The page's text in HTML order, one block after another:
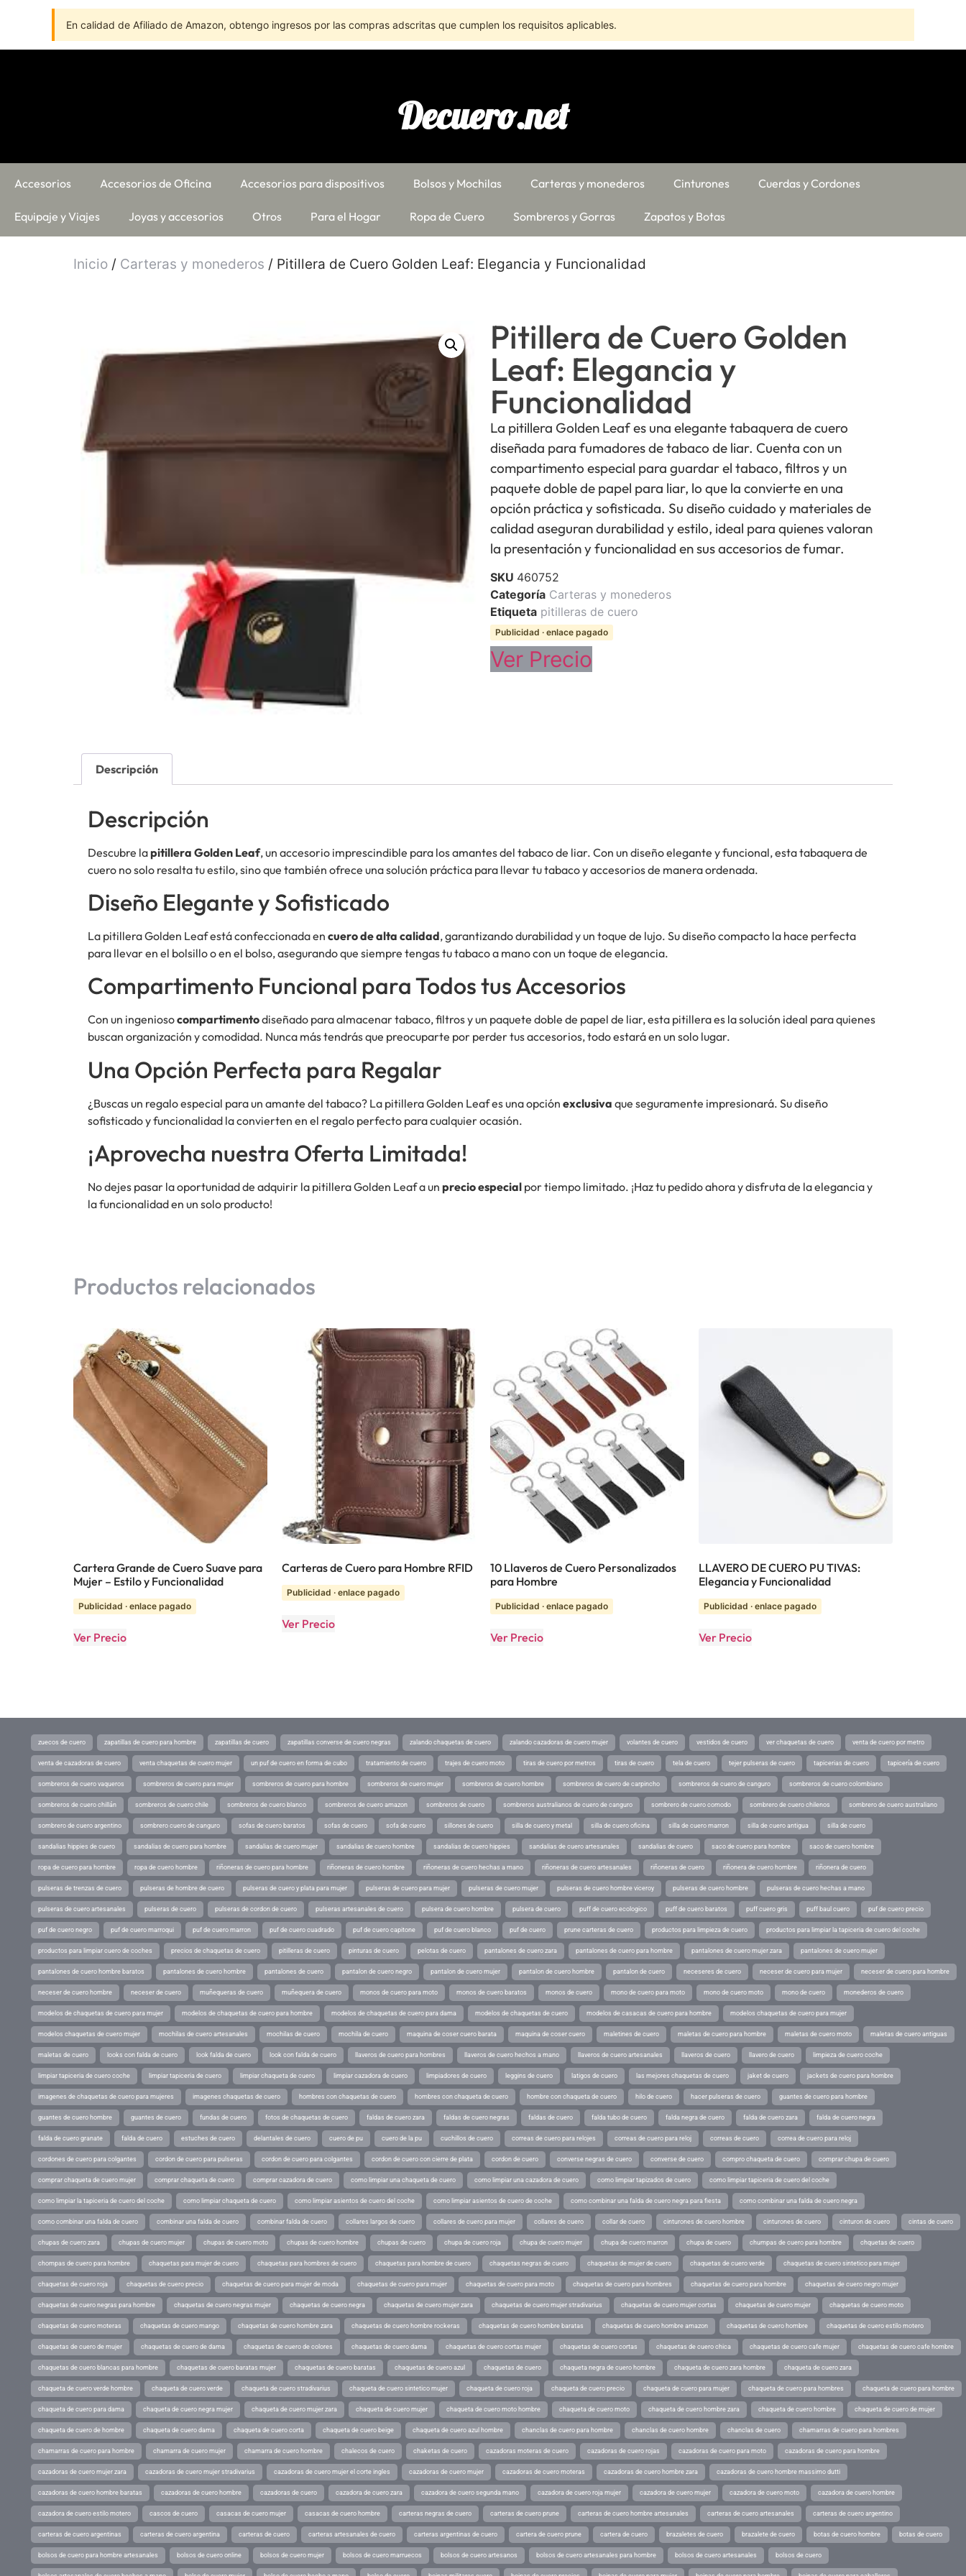
En calidad de Afiliado de Amazon, obtengo ingresos por las compras adscritas que cumplen los requisitos aplicables.
Decuero.net
Accesorios Accesorios de Oficina Accesorios para dispositivos Bolsos y Mochilas Carteras y monederos Cinturones Cuerdas y Cordones
Equipaje y Viajes Joyas y accesorios Otros Para el Hogar Ropa de Cuero Sombreros y Gorras Zapatos y Botas
Inicio / Carteras y monederos / Pitillera de Cuero Golden Leaf: Elegancia y Funcionalidad
Pitillera de Cuero Golden
Leaf: Elegancia y
Funcionalidad
La pitillera Golden Leaf es una elegante tabaquera de cuero
diseñada para fumadores de tabaco de liar. Cuenta con un
compartimento especial para guardar el tabaco, filtros y un
paquete doble de papel para liar, lo que la convierte en una
opción práctica y sofisticada. Su diseño cuidado y materiales de
calidad aseguran durabilidad y estilo, ideal para quienes valoran
la presentación y funcionalidad en sus accesorios de fumar.
SKU 460752
Categoría Carteras y monederos
Etiqueta pitilleras de cuero
Publicidad · enlace pagado
Ver Precio
Descripción
Descripción
Descubre lapitillera Golden Leaf, un accesorio imprescindible para los amantes del tabaco de liar. Con un diseño elegante y funcional, esta tabaquera de
cuero no solo resalta tu estilo, sino que también ofrece una solución práctica para llevar tu tabaco y accesorios de manera ordenada.
Diseño Elegante y Sofisticado
La pitillera Golden Leaf está confeccionada en cuero de alta calidad, garantizando durabilidad y un toque de lujo. Su diseño compacto la hace perfecta
para llevar en el bolsillo o en el bolso, asegurando que siempre tengas tu tabaco a mano con un toque de elegancia.
Compartimento Funcional para Todos tus Accesorios
Con un ingeniosocompartimentodiseñado para almacenar tabaco, filtros y un paquete doble de papel de liar, esta pitillera es la solución ideal para quienes
buscan organización y comodidad. Nunca más tendrás que preocuparte por perder tus accesorios, todo estará en un solo lugar.
Una Opción Perfecta para Regalar
¿Buscas un regalo especial para un amante del tabaco? La pitillera Golden Leaf es una opción exclusiva que seguramente impresionará. Su diseño
sofisticado y funcionalidad la convierten en el regalo perfecto para cualquier ocasión.
¡Aprovecha nuestra Oferta Limitada!
No dejes pasar la oportunidad de adquirir la pitillera Golden Leaf a un precio especial por tiempo limitado. ¡Haz tu pedido ahora y disfruta de la elegancia y
la funcionalidad en un solo producto!
Productos relacionados
Cartera Grande de Cuero Suave para
Mujer – Estilo y Funcionalidad
Publicidad · enlace pagado
Ver Precio
Carteras de Cuero para Hombre RFID
Publicidad · enlace pagado
Ver Precio
10 Llaveros de Cuero Personalizados
para Hombre
Publicidad · enlace pagado
Ver Precio
LLAVERO DE CUERO PU TIVAS:
Elegancia y Funcionalidad
Publicidad · enlace pagado
Ver Precio
zuecos de cuero zapatillas de cuero para hombre zapatillas de cuero zapatillas converse de cuero negras zalando chaquetas de cuero zalando cazadoras de cuero mujer volantes de cuero vestidos de cuero ver chaquetas de cuero venta de cuero por metro
venta de cazadoras de cuero venta chaquetas de cuero mujer un puf de cuero en forma de cubo tratamiento de cuero trajes de cuero moto tiras de cuero por metros tiras de cuero tela de cuero tejer pulseras de cuero tapicerias de cuero tapicería de cuero
sombreros de cuero vaqueros sombreros de cuero para mujer sombreros de cuero para hombre sombreros de cuero mujer sombreros de cuero hombre sombreros de cuero de carpincho sombreros de cuero de canguro sombreros de cuero colombiano
sombreros de cuero chillán sombreros de cuero chile sombreros de cuero blanco sombreros de cuero amazon sombreros de cuero sombreros australianos de cuero de canguro sombrero de cuero comodo sombrero de cuero chilenos sombrero de cuero australiano
sombrero de cuero argentino sombrero cuero de canguro sofas de cuero baratos sofas de cuero sofa de cuero sillones de cuero silla de cuero y metal silla de cuero oficina silla de cuero marron silla de cuero antigua silla de cuero
sandalias hippies de cuero sandalias de cuero para hombre sandalias de cuero mujer sandalias de cuero hombre sandalias de cuero hippies sandalias de cuero artesanales sandalias de cuero saco de cuero para hombre saco de cuero hombre
ropa de cuero para hombre ropa de cuero hombre riñoneras de cuero para hombre riñoneras de cuero hombre riñoneras de cuero hechas a mano riñoneras de cuero artesanales riñoneras de cuero riñonera de cuero hombre riñonera de cuero
pulseras de trenzas de cuero pulseras de hombre de cuero pulseras de cuero y plata para mujer pulseras de cuero para mujer pulseras de cuero mujer pulseras de cuero hombre viceroy pulseras de cuero hombre pulseras de cuero hechas a mano
pulseras de cuero artesanales pulseras de cuero pulseras de cordon de cuero pulseras artesanales de cuero pulsera de cuero hombre pulsera de cuero puff de cuero ecologico puff de cuero baratos puff cuero gris puff baul cuero puf de cuero precio
puf de cuero negro puf de cuero marroqui puf de cuero marron puf de cuero cuadrado puf de cuero capitone puf de cuero blanco puf de cuero prune carteras de cuero productos para limpieza de cuero productos para limpiar la tapiceria de cuero del coche
productos para limpiar cuero de coches precios de chaquetas de cuero pitilleras de cuero pinturas de cuero pelotas de cuero pantalones de cuero zara pantalones de cuero para hombre pantalones de cuero mujer zara pantalones de cuero mujer
pantalones de cuero hombre baratos pantalones de cuero hombre pantalones de cuero pantalon de cuero negro pantalon de cuero mujer pantalon de cuero hombre pantalon de cuero neceseres de cuero neceser de cuero para mujer neceser de cuero para hombre
neceser de cuero hombre neceser de cuero muñequeras de cuero muñequera de cuero monos de cuero para moto monos de cuero baratos monos de cuero mono de cuero para moto mono de cuero moto mono de cuero monederos de cuero
modelos de chaquetas de cuero para mujer modelos de chaquetas de cuero para hombre modelos de chaquetas de cuero para dama modelos de chaquetas de cuero modelos de casacas de cuero para hombre modelos chaquetas de cuero para mujer
modelos chaquetas de cuero mujer mochilas de cuero artesanales mochilas de cuero mochila de cuero maquina de coser cuero barata maquina de coser cuero maletines de cuero maletas de cuero para hombre maletas de cuero moto maletas de cuero antiguas
maletas de cuero looks con falda de cuero look falda de cuero look con falda de cuero llaveros de cuero para hombres llaveros de cuero hechos a mano llaveros de cuero artesanales llaveros de cuero llavero de cuero limpieza de cuero coche
limpiar tapiceria de cuero coche limpiar tapiceria de cuero limpiar chaqueta de cuero limpiar cazadora de cuero limpiadores de cuero leggins de cuero latigos de cuero las mejores chaquetas de cuero jaket de cuero jackets de cuero para hombre
imagenes de chaquetas de cuero para mujeres imagenes chaquetas de cuero hombres con chaquetas de cuero hombres con chaqueta de cuero hombre con chaqueta de cuero hilo de cuero hacer pulseras de cuero guantes de cuero para hombre
guantes de cuero hombre guantes de cuero fundas de cuero fotos de chaquetas de cuero faldas de cuero zara faldas de cuero negras faldas de cuero falda tubo de cuero falda negra de cuero falda de cuero zara falda de cuero negra
falda de cuero granate falda de cuero estuches de cuero delantales de cuero cuero de pu cuero de la pu cuchillos de cuero correas de cuero para relojes correas de cuero para reloj correas de cuero correa de cuero para reloj
cordones de cuero para colgantes cordon de cuero para pulseras cordon de cuero para colgantes cordon de cuero con cierre de plata cordon de cuero converse negras de cuero converse de cuero compro chaqueta de cuero comprar chupa de cuero
comprar chaqueta de cuero mujer comprar chaqueta de cuero comprar cazadora de cuero como limpiar una chaqueta de cuero como limpiar una cazadora de cuero como limpiar tapizados de cuero como limpiar tapiceria de cuero del coche
como limpiar la tapiceria de cuero del coche como limpiar chaqueta de cuero como limpiar asientos de cuero del coche como limpiar asientos de cuero de coche como combinar una falda de cuero negra para fiesta como combinar una falda de cuero negra
como combinar una falda de cuero combinar una falda de cuero combinar falda de cuero collares largos de cuero collares de cuero para mujer collares de cuero collar de cuero cinturones de cuero hombre cinturones de cuero cinturon de cuero cintas de cuero
chupas de cuero zara chupas de cuero mujer chupas de cuero moto chupas de cuero hombre chupas de cuero chupa de cuero roja chupa de cuero mujer chupa de cuero marron chupa de cuero chumpas de cuero para hombre chquetas de cuero
chompas de cuero para hombre chaquetas para mujer de cuero chaquetas para hombres de cuero chaquetas para hombre de cuero chaquetas negras de cuero chaquetas de mujer de cuero chaquetas de cuero verde chaquetas de cuero sintetico para mujer
chaquetas de cuero roja chaquetas de cuero precio chaquetas de cuero para mujer de moda chaquetas de cuero para mujer chaquetas de cuero para moto chaquetas de cuero para hombres chaquetas de cuero para hombre chaquetas de cuero negro mujer
chaquetas de cuero negras para hombre chaquetas de cuero negras mujer chaquetas de cuero negra chaquetas de cuero mujer zara chaquetas de cuero mujer stradivarius chaquetas de cuero mujer cortas chaquetas de cuero mujer chaquetas de cuero moto
chaquetas de cuero moteras chaquetas de cuero mango chaquetas de cuero hombre zara chaquetas de cuero hombre rockeras chaquetas de cuero hombre baratas chaquetas de cuero hombre amazon chaquetas de cuero hombre chaquetas de cuero estilo motero
chaquetas de cuero de mujer chaquetas de cuero de dama chaquetas de cuero de colores chaquetas de cuero dama chaquetas de cuero cortas mujer chaquetas de cuero cortas chaquetas de cuero chica chaquetas de cuero cafe mujer chaquetas de cuero cafe hombre
chaquetas de cuero blancas para hombre chaquetas de cuero baratas mujer chaquetas de cuero baratas chaquetas de cuero azul chaquetas de cuero chaqueta negra de cuero hombre chaqueta de cuero zara hombre chaqueta de cuero zara
chaqueta de cuero verde hombre chaqueta de cuero verde chaqueta de cuero stradivarius chaqueta de cuero sintetico mujer chaqueta de cuero roja chaqueta de cuero precio chaqueta de cuero para mujer chaqueta de cuero para hombres chaqueta de cuero para hombre
chaqueta de cuero para dama chaqueta de cuero negra mujer chaqueta de cuero mujer zara chaqueta de cuero mujer chaqueta de cuero moto hombre chaqueta de cuero moto chaqueta de cuero hombre zara chaqueta de cuero hombre chaqueta de cuero de mujer
chaqueta de cuero de hombre chaqueta de cuero dama chaqueta de cuero corta chaqueta de cuero beige chaqueta de cuero azul hombre chanclas de cuero para hombre chanclas de cuero hombre chanclas de cuero chamarras de cuero para hombres
chamarras de cuero para hombre chamarra de cuero mujer chamarra de cuero hombre chalecos de cuero chaketas de cuero cazadoras moteras de cuero cazadoras de cuero rojas cazadoras de cuero para moto cazadoras de cuero para hombre
cazadoras de cuero mujer zara cazadoras de cuero mujer stradivarius cazadoras de cuero mujer el corte ingles cazadoras de cuero mujer cazadoras de cuero moteras cazadoras de cuero hombre zara cazadoras de cuero hombre massimo dutti
cazadoras de cuero hombre baratas cazadoras de cuero hombre cazadoras de cuero cazadora de cuero zara cazadora de cuero segunda mano cazadora de cuero roja mujer cazadora de cuero mujer cazadora de cuero moto cazadora de cuero hombre
cazadora de cuero estilo motero cascos de cuero casacas de cuero mujer casacas de cuero hombre carteras negras de cuero carteras de cuero prune carteras de cuero hombre artesanales carteras de cuero artesanales carteras de cuero argentino
carteras de cuero argentinas carteras de cuero argentina carteras de cuero carteras artesanales de cuero carteras argentinas de cuero cartera de cuero prune cartera de cuero brazaletes de cuero brazalete de cuero botas de cuero hombre botas de cuero
bolsos de cuero para hombre artesanales bolsos de cuero online bolsos de cuero mujer bolsos de cuero marruecos bolsos de cuero artesanos bolsos de cuero artesanales para hombre bolsos de cuero artesanales bolsos de cuero